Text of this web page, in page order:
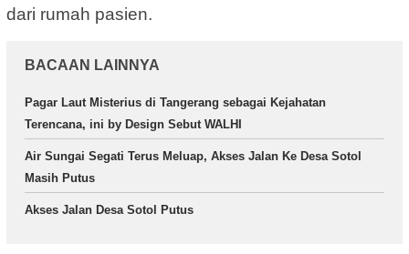
dari rumah pasien.
BACAAN LAINNYA
Pagar Laut Misterius di Tangerang sebagai Kejahatan
Terencana, ini by Design Sebut WALHI
Air Sungai Segati Terus Meluap, Akses Jalan Ke Desa Sotol
Masih Putus
Akses Jalan Desa Sotol Putus